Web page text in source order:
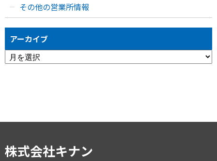
その他の営業所情報
アーカイブ
ア
ー
株式会社キナン